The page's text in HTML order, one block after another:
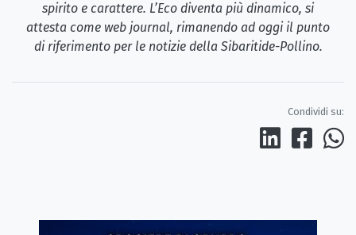
spirito e carattere. L’Eco diventa più dinamico, si
attesta come web journal, rimanendo ad oggi il punto
di riferimento per le notizie della Sibaritide-Pollino.
Condividi su: